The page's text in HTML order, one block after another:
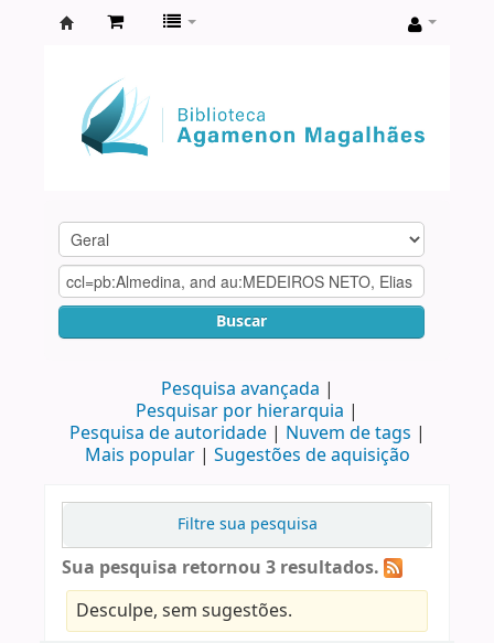
Agamenon
Magalhães
Buscar
Pesquisa avançada
Pesquisar por hierarquia
Pesquisa de autoridade
Nuvem de tags
Mais popular
Sugestões de aquisição
Filtre sua pesquisa
Sua pesquisa retornou 3 resultados.
Desculpe, sem sugestões.